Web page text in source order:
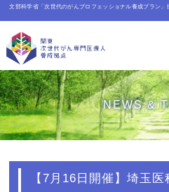
文部科学省「次世代のがんプロフェッショナル養成プラン」
NEWS &
【7月16日開催】埼玉